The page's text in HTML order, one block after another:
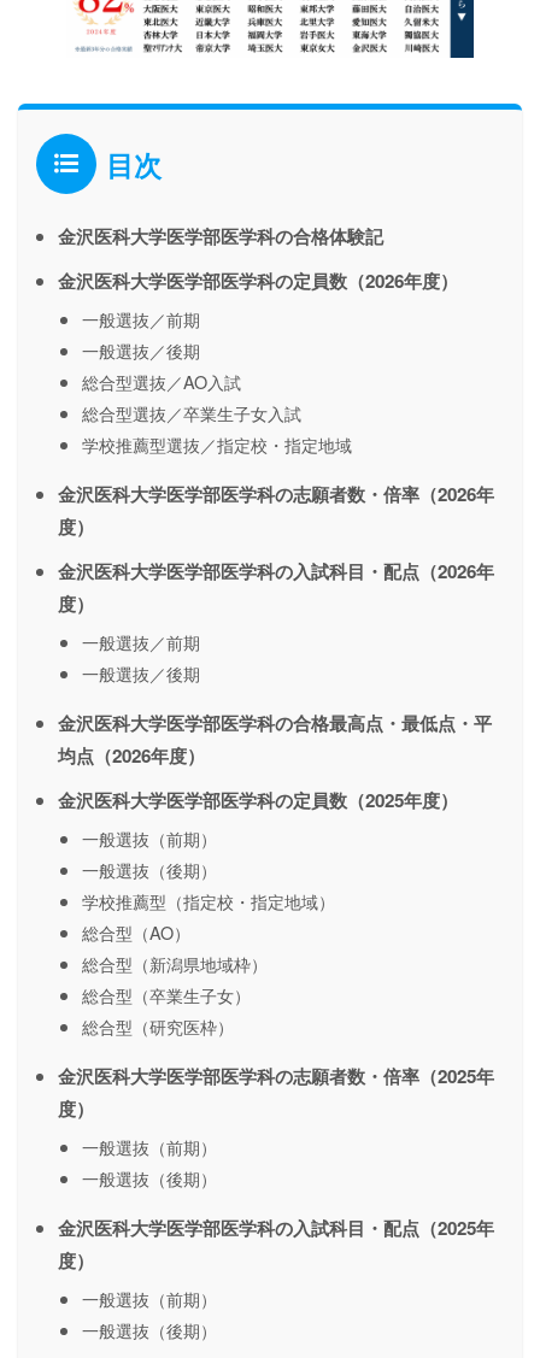
目次
金沢医科大学医学部医学科の合格体験記
金沢医科大学医学部医学科の定員数（2026年度）
一般選抜／前期
一般選抜／後期
総合型選抜／AO入試
総合型選抜／卒業生子女入試
学校推薦型選抜／指定校・指定地域
金沢医科大学医学部医学科の志願者数・倍率（2026年
度）
金沢医科大学医学部医学科の入試科目・配点（2026年
度）
一般選抜／前期
一般選抜／後期
金沢医科大学医学部医学科の合格最高点・最低点・平
均点（2026年度）
金沢医科大学医学部医学科の定員数（2025年度）
一般選抜（前期）
一般選抜（後期）
学校推薦型（指定校・指定地域）
総合型（AO）
総合型（新潟県地域枠）
総合型（卒業生子女）
総合型（研究医枠）
金沢医科大学医学部医学科の志願者数・倍率（2025年
度）
一般選抜（前期）
一般選抜（後期）
金沢医科大学医学部医学科の入試科目・配点（2025年
度）
一般選抜（前期）
一般選抜（後期）